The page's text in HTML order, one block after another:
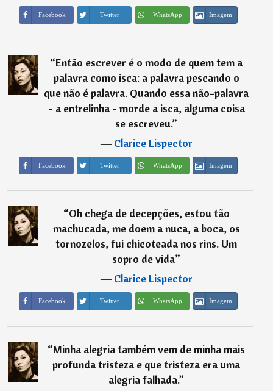
Facebook Twitter WhatsApp Imagem
“Então escrever é o modo de quem tem a
palavra como isca: a palavra pescando o
que não é palavra. Quando essa não-palavra
- a entrelinha - morde a isca, alguma coisa
se escreveu.”
―Clarice Lispector
Facebook Twitter WhatsApp Imagem
“Oh chega de decepções, estou tão
machucada, me doem a nuca, a boca, os
tornozelos, fui chicoteada nos rins. Um
sopro de vida”
―Clarice Lispector
Facebook Twitter WhatsApp Imagem
“Minha alegria também vem de minha mais
profunda tristeza e que tristeza era uma
alegria falhada.”